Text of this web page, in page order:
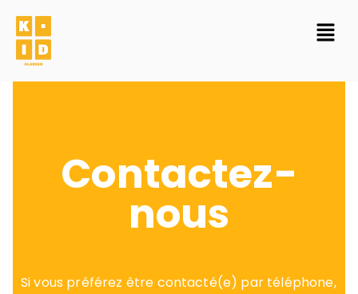
Contactez-
nous
Si vous préférez être contacté(e) par téléphone,